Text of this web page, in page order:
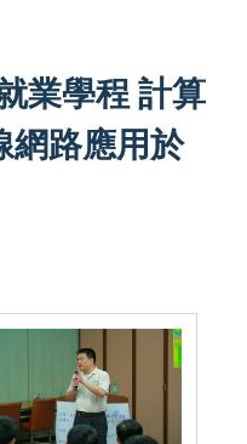
業學程 計算
網路應用於